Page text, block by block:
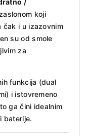
/
koji
čak i u izazovnim
su od smole
za
funkcija (dual
i istovremeno
ga čini idealnim
baterije.